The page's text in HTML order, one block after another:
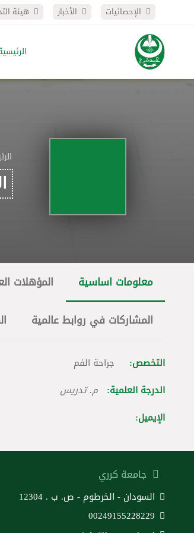
الإحصائيات الأخبار هيئة
معلومات اساسية المؤهلات
المشاركات في روابط عالمية
التخصص:
جراحة الفم
الدرجة العلمية: م. تدريس
الإيميل:
جامعة كرري
السودان - الخرطوم - ص. ب . 12304
00249155228229